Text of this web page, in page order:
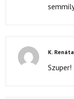
K. Renáta
Szuper!